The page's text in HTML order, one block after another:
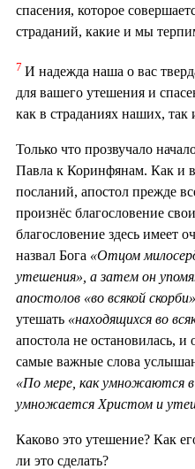
спасения, которое
страданий, какие и мы
7 И надежда наша о вас
для вашего утешения и
как в страданиях наших, так
Только что прозвучало
Павла к Коринфянам. Как и
посланий, апостол прежде
произнёс благословение
благословение здесь имеет
назвал Бога «Отцом
утешения», а затем он
апостолов «во всякой скорби»
утешать «находящихся во
апостола не остановилась, и
самые важные слова
«По мере, как умножаются
умножается Христом и
Каково это утешение? Как
ли это сделать?